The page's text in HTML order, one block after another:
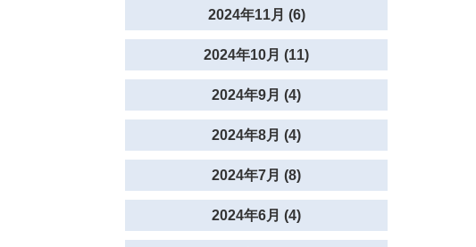
2024年11月 (6)
2024年10月 (11)
2024年9月 (4)
2024年8月 (4)
2024年7月 (8)
2024年6月 (4)